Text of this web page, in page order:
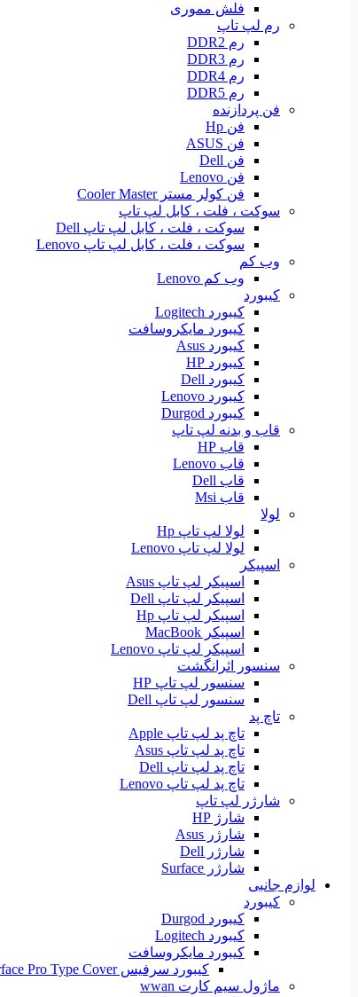
فلش مموری
رم لپ تاپ
رم DDR2
رم DDR3
رم DDR4
رم DDR5
فن پردازنده
فن Hp
فن ASUS
فن Dell
فن Lenovo
فن کولر مستر Cooler Master
سوکت ، فلت ، کابل لپ تاپ
سوکت ، فلت ، کابل لپ تاپ Dell
سوکت ، فلت ، کابل لپ تاپ Lenovo
وب کم
وب کم Lenovo
کیبورد
کیبورد Logitech
کیبورد مایکروسافت
کیبورد Asus
کیبورد HP
کیبورد Dell
کیبورد Lenovo
کیبورد Durgod
قاب و بدنه لپ تاپ
قاب HP
قاب Lenovo
قاب Dell
قاب Msi
لولا
لولا لپ تاپ Hp
لولا لپ تاپ Lenovo
اسپیکر
اسپیکر لپ تاپ Asus
اسپیکر لپ تاپ Dell
اسپیکر لپ تاپ Hp
اسپیکر MacBook
اسپیکر لپ تاپ Lenovo
سنسور اثرانگشت
سنسور لپ تاپ HP
سنسور لپ تاپ Dell
تاچ پد
تاچ پد لپ تاپ Apple
تاچ پد لپ تاپ Asus
تاچ پد لپ تاپ Dell
تاچ پد لپ تاپ Lenovo
شارژر لپ تاپ
شارژ HP
شارژر Asus
شارژر Dell
شارژر Surface
لوازم جانبی
کیبورد
کیبورد Durgod
کیبورد Logitech
کیبورد مایکروسافت
کیبورد سرفیس Surface Pro Type Cover
ماژول سیم کارت wwan